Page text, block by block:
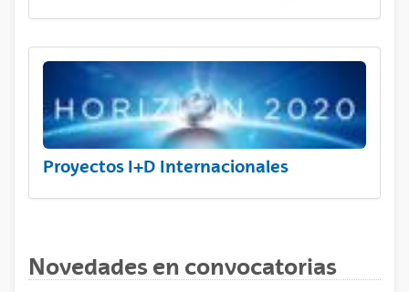
Proyectos I+D Internacionales
Novedades en convocatorias